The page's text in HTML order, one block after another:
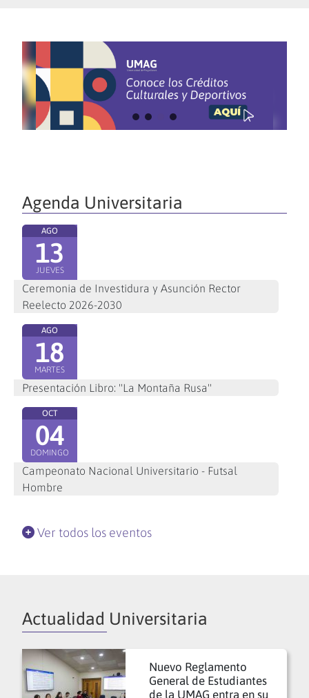
Agenda Universitaria
AGO
13
JUEVES
Ceremonia de Investidura y Asunción Rector
Reelecto 2026-2030
AGO
18
MARTES
Presentación Libro: "La Montaña Rusa"
OCT
04
DOMINGO
Campeonato Nacional Universitario - Futsal
Hombre
Ver todos los eventos
Actualidad Universitaria
Nuevo Reglamento
General de Estudiantes
de la UMAG entra en su